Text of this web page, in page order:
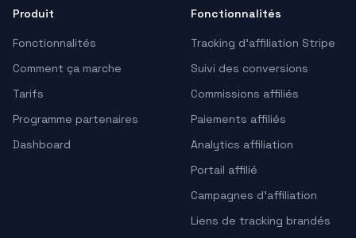
Produit
Fonctionnalités
Comment ça marche
Tarifs
Programme partenaires
Dashboard
Fonctionnalités
Tracking d’affiliation Stripe
Suivi des conversions
Commissions affiliés
Paiements affiliés
Analytics affiliation
Portail affilié
Campagnes d’affiliation
Liens de tracking brandés